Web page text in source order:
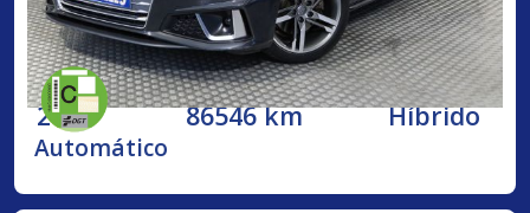
2020 86546 km Híbrido
Automático